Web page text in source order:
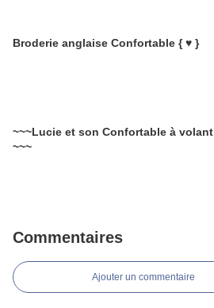
Broderie anglaise Confortable { ♥ }
~~~Lucie et son Confortable à volant
~~~
Commentaires
Ajouter un commentaire